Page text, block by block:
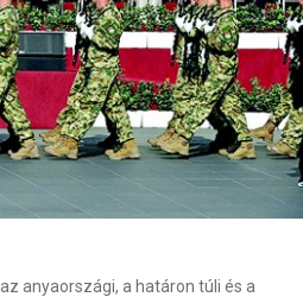
anyaországi, a határon túli és a